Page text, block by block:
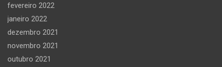
fevereiro 2022
janeiro 2022
dezembro 2021
novembro 2021
outubro 2021